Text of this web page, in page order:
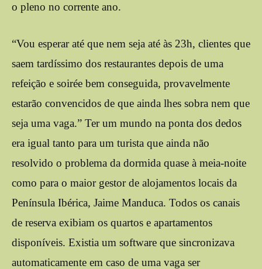
o pleno no corrente ano.
“Vou esperar até que nem seja até às 23h, clientes que
saem tardíssimo dos restaurantes depois de uma
refeição e soirée bem conseguida, provavelmente
estarão convencidos de que ainda lhes sobra nem que
seja uma vaga.” Ter um mundo na ponta dos dedos
era igual tanto para um turista que ainda não
resolvido o problema da dormida quase à meia-noite
como para o maior gestor de alojamentos locais da
Península Ibérica, Jaime Manduca. Todos os canais
de reserva exibiam os quartos e apartamentos
disponíveis. Existia um software que sincronizava
automaticamente em caso de uma vaga ser